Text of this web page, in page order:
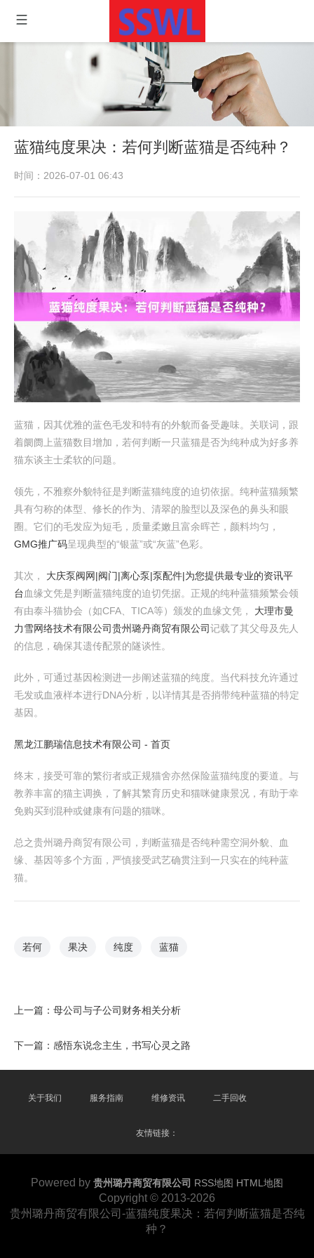
蓝猫纯度果决：若何判断蓝猫是否纯种？
时间：2026-07-01 06:43
蓝猫，因其优雅的蓝色毛发和特有的外貌而备受趣味。关联词，跟
着阛阓上蓝猫数目增加，若何判断一只蓝猫是否为纯种成为好多养
猫东谈主士柔软的问题。
领先，不雅察外貌特征是判断蓝猫纯度的迫切依据。纯种蓝猫频繁
具有匀称的体型、修长的作为、清翠的脸型以及深色的鼻头和眼
圈。它们的毛发应为短毛，质量柔嫩且富余晖芒，颜料均匀，
GMG推广码呈现典型的“银蓝”或“灰蓝”色彩。
其次， 大庆泵阀网|阀门|离心泵|泵配件|为您提供最专业的资讯平
台血缘文凭是判断蓝猫纯度的迫切凭据。正规的纯种蓝猫频繁会领
有由泰斗猫协会（如CFA、TICA等）颁发的血缘文凭， 大理市曼
力雪网络技术有限公司贵州璐丹商贸有限公司记载了其父母及先人
的信息，确保其遗传配景的隧谈性。
此外，可通过基因检测进一步阐述蓝猫的纯度。当代科技允许通过
毛发或血液样本进行DNA分析，以详情其是否捎带纯种蓝猫的特定
基因。
黑龙江鹏瑞信息技术有限公司 - 首页
终末，接受可靠的繁衍者或正规猫舍亦然保险蓝猫纯度的要道。与
教养丰富的猫主调换，了解其繁育历史和猫咪健康景况，有助于幸
免购买到混种或健康有问题的猫咪。
总之贵州璐丹商贸有限公司，判断蓝猫是否纯种需空洞外貌、血
缘、基因等多个方面，严慎接受武艺确贯注到一只实在的纯种蓝
猫。
若何 果决 纯度 蓝猫
上一篇： 母公司与子公司财务相关分析
下一篇： 感悟东说念主生，书写心灵之路
关于我们 服务指南 维修资讯 二手回收
友情链接：
Powered by 贵州璐丹商贸有限公司 RSS地图 HTML地图
Copyright © 2013-2026
贵州璐丹商贸有限公司-蓝猫纯度果决：若何判断蓝猫是否纯
种？